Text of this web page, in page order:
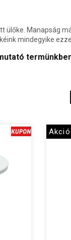
ülőke. Manapság
mindegyike